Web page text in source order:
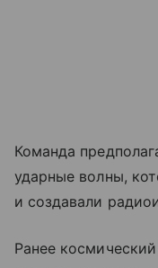
Команда
ударные волны,
и создавали
Ранее